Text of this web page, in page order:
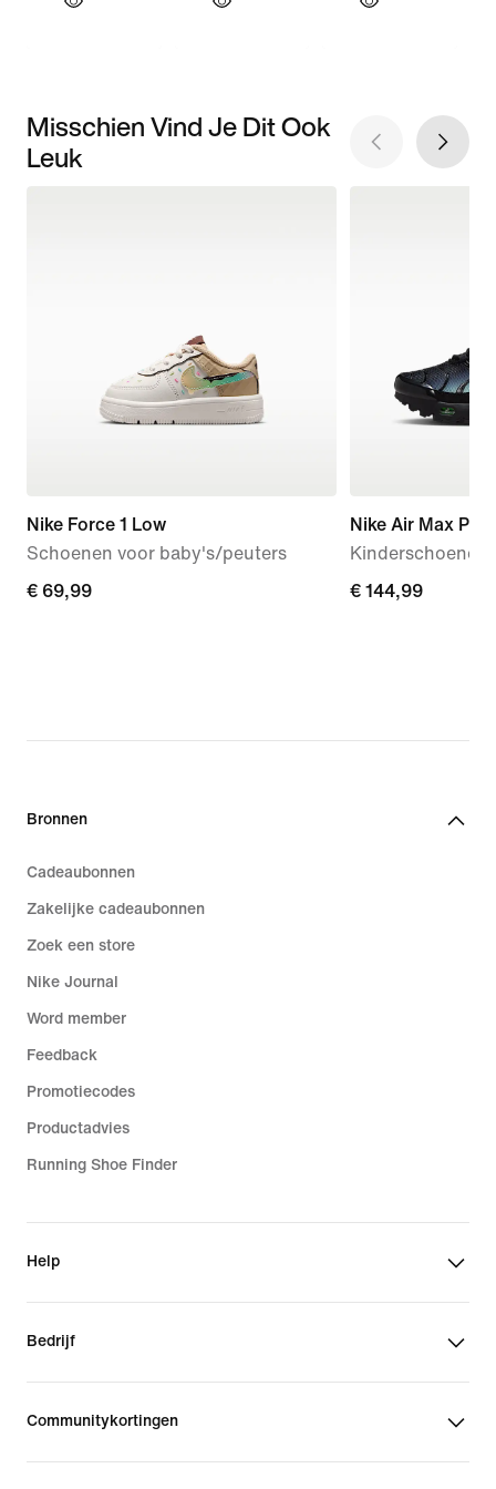
Misschien Vind Je Dit Ook
Leuk
Nike Force 1 Low
Schoenen voor baby's/peuters
€ 69,99
€ 69,99
Nike Air Max Plus
Kinderschoenen
€ 144,99
€ 144,99
Bronnen
Cadeaubonnen
Zakelijke cadeaubonnen
Zoek een store
Nike Journal
Word member
Feedback
Promotiecodes
Productadvies
Running Shoe Finder
Help
Bedrijf
Communitykortingen